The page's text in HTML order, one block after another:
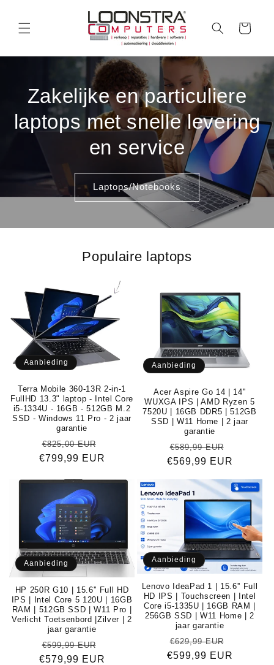
content
Winkelwagen
Zakelijke en particuliere
laptops met snelle levering
en service
Laptops/Notebooks
Populaire laptops
Aanbieding
Terra Mobile 360-13R 2-in-1
FullHD 13.3" laptop - Intel Core
i5-1334U - 16GB - 512GB M.2
SSD - Windows 11 Pro - 2 jaar
garantie
Normale
prijs
€825,00 EUR
Aanbiedingsprijs
€799,99 EUR
Aanbieding
Acer Aspire Go 14 | 14''
WUXGA IPS | AMD Ryzen 5
7520U | 16GB DDR5 | 512GB
SSD | W11 Home | 2 jaar
garantie
Normale
prijs
€589,99 EUR
€569,99 EUR
Aanbieding
HP 250R G10 | 15.6'' Full HD
IPS | Intel Core 5 120U | 16GB
RAM | 512GB SSD | W11 Pro |
Verlicht Toetsenbord |Zilver | 2
jaar garantie
Normale
prijs
€599,99 EUR
Aanbiedingsprijs
€579,99 EUR
Aanbieding
Lenovo IdeaPad 1 | 15.6'' Full
HD IPS | Touchscreen | Intel
Core i5-1335U | 16GB RAM |
256GB SSD | W11 Home | 2
jaar garantie
Normale
prijs
€629,99 EUR
€599,99 EUR